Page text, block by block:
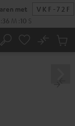
Zoeken
No